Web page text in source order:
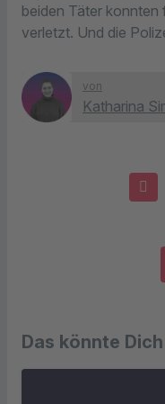
beiden Täter
verletzt. Und die
von
Katharina
Das könnte